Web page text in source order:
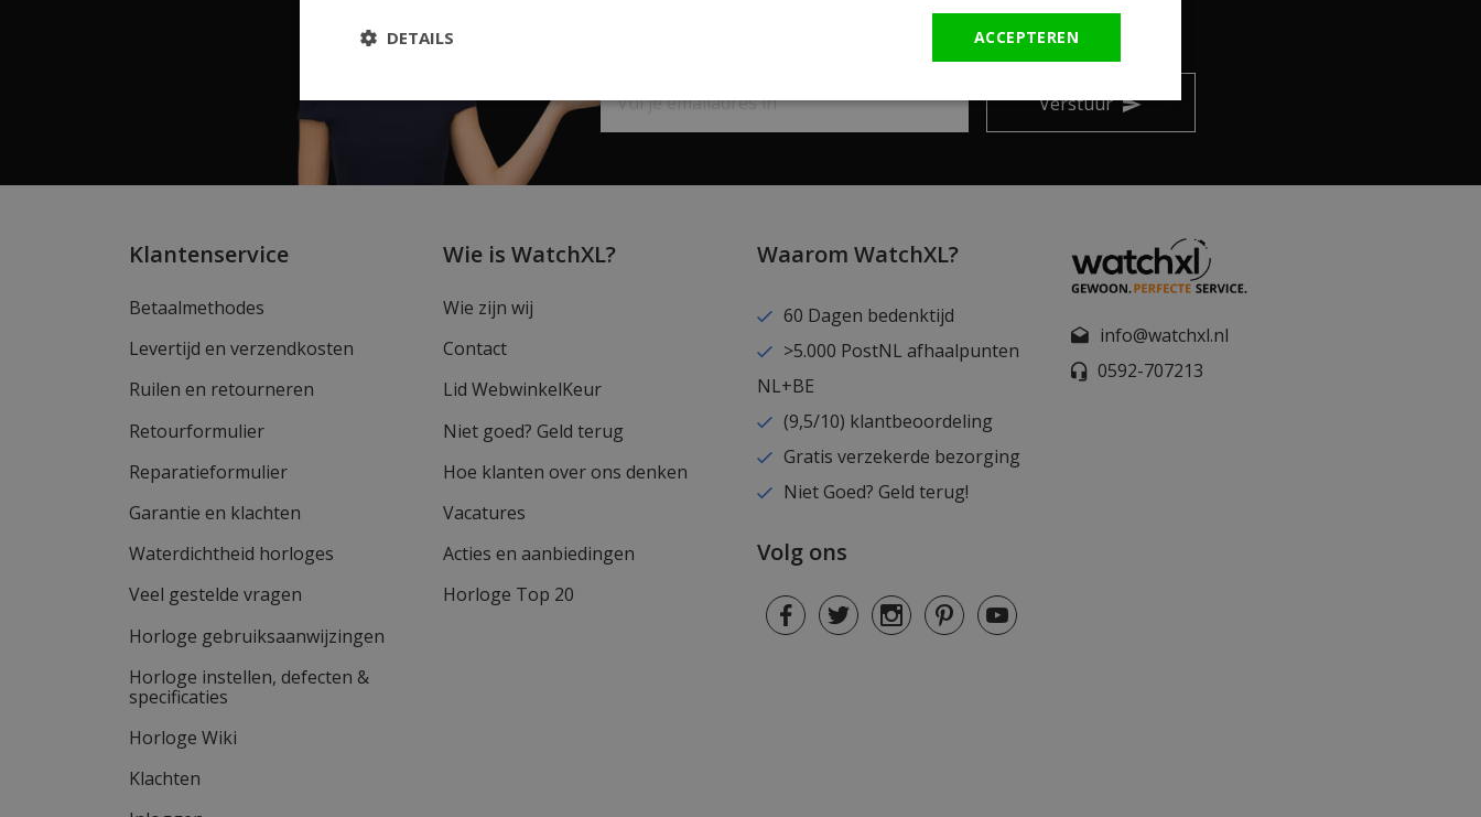
Schrijf je in en ontvang unieke aanbiedingen en leuke tips!
Verstuur
Klantenservice
Betaalmethodes
Levertijd en verzendkosten
Ruilen en retourneren
Retourformulier
Reparatieformulier
Garantie en klachten
Waterdichtheid horloges
Veel gestelde vragen
Horloge gebruiksaanwijzingen
Horloge instellen, defecten &
specificaties
Horloge Wiki
Klachten
Wie is WatchXL?
Wie zijn wij
Contact
Lid WebwinkelKeur
Niet goed? Geld terug
Hoe klanten over ons denken
Vacatures
Acties en aanbiedingen
Horloge Top 20
Waarom WatchXL?
60 Dagen bedenktijd
>5.000 PostNL afhaalpunten
NL+BE
(9,5/10) klantbeoordeling
Gratis verzekerde bezorging
Niet Goed? Geld terug!
Volg ons
info@watchxl.nl
0592-707213
ACCEPTEREN
DETAILS